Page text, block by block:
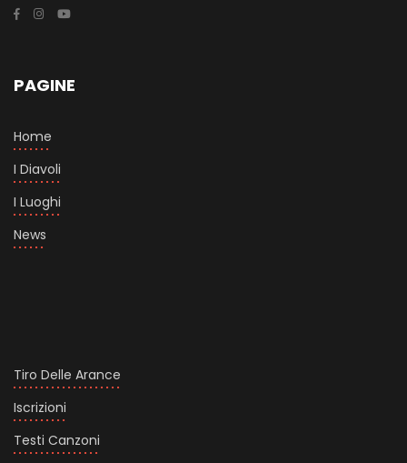
PAGINE
Home
I Diavoli
I Luoghi
News
Tiro Delle Arance
Iscrizioni
Testi Canzoni